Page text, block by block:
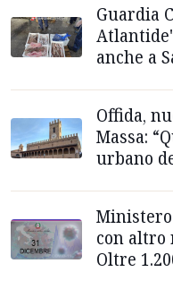
Guardia
anche a
Offida,
Massa:
urbano
con altro
Oltre